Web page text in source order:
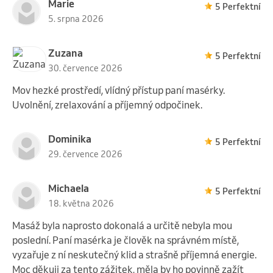
Marie
5. srpna 2026
5 Perfektní
Zuzana
30. července 2026
5 Perfektní
Mov hezké prostředí, vlídný přístup paní masérky.
Uvolnění, zrelaxování a příjemný odpočinek.
Dominika
29. července 2026
5 Perfektní
Michaela
18. května 2026
5 Perfektní
Masáž byla naprosto dokonalá a určitě nebyla mou
poslední. Paní masérka je člověk na správném místě,
vyzařuje z ní neskutečný klid a strašně příjemná energie.
Moc děkuji za tento zážitek, měla by ho povinně zažít